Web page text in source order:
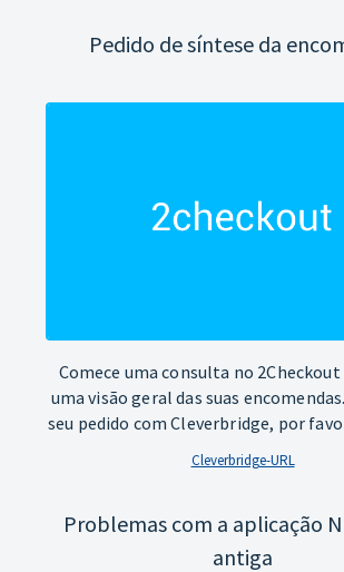
Pedido de síntese da
Comece uma consulta no
uma visão geral das suas
seu pedido com Cleverbridge, por
Cleverbridge-URL
Problemas com a aplicação
antiga